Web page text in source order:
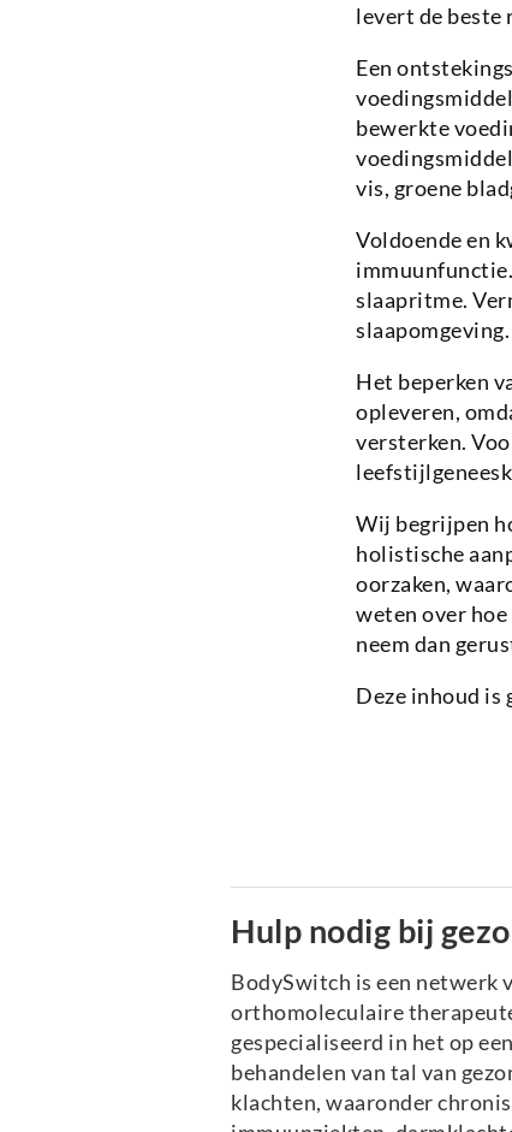
levert de beste
Een
bewerkte
vis, groene
Voldoende en
slaapritme.
slaapomgeving.
Het beperken
opleveren,
versterken.
Wij begrijpen
holistische
oorzaken,
weten over
neem dan
Deze inhoud is
Hulp nodig bij
BodySwitch is een netwerk
orthomoleculaire
gespecialiseerd in het op
behandelen van tal van
klachten, waaronder